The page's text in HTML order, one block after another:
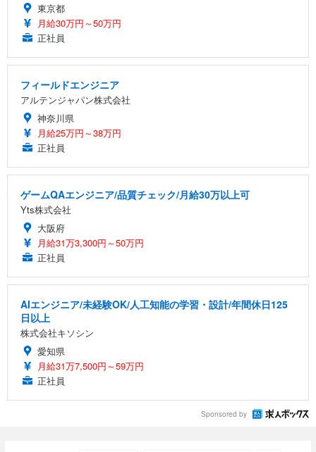
東京都
月給30万円～50万円
正社員
フィールドエンジニア
アルテンジャパン株式会社
神奈川県
月給25万円～38万円
正社員
ゲームQAエンジニア/品質チェック/月給30万以上可
Yts株式会社
大阪府
月給31万3,300円～50万円
正社員
AIエンジニア/未経験OK/人工知能の学習・設計/年間休日125
日以上
株式会社キソシン
愛知県
月給31万7,500円～59万円
正社員
Sponsored by